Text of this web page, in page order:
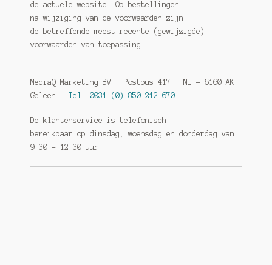
de actuele website. Op bestellingen
na wijziging van de voorwaarden zijn
de betreffende meest recente (gewijzigde)
voorwaarden van toepassing.
MediaQ Marketing BV Postbus 417 NL – 6160 AK
Geleen Tel: 0031 (0) 850 212 670
De klantenservice is telefonisch
bereikbaar op dinsdag, woensdag en donderdag van
9.30 – 12.30 uur.